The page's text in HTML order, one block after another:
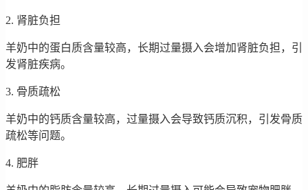
2. 肾脏负担
羊奶中的蛋白质含量较高，长期过量摄入会增加肾脏负担，引
发肾脏疾病。
3. 骨质疏松
羊奶中的钙质含量较高，过量摄入会导致钙质沉积，引发骨质
疏松等问题。
4. 肥胖